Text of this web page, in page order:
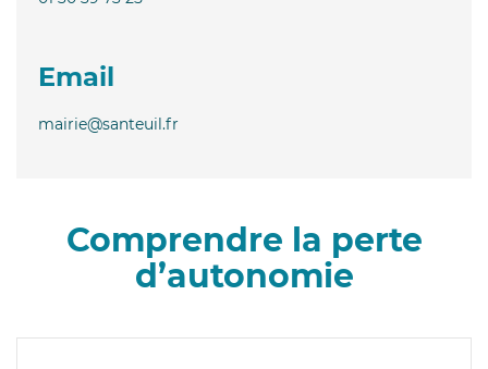
Email
mairie@santeuil.fr
Comprendre la perte
d’autonomie